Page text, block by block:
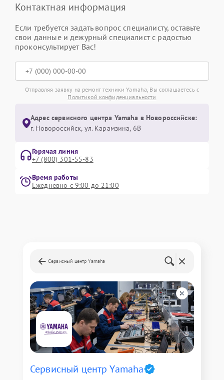
Контактная информация
Если требуется задать вопрос специалисту, оставьте
свои данные и дежурный специалист с радостью
проконсультирует Вас!
Отправляя заявку на ремонт техники Yamaha, Вы соглашаетесь с
Политикой конфиденциальности
Адрес сервисного центра Yamaha в Новороссийске:
г. Новороссийск, ул. Карамзина, 6В
Горячая линия
+7 (800) 301-55-83
Время работы
Ежедневно с 9:00 до 21:00
Сервисный центр Yamaha
Сервисный центр Yamaha